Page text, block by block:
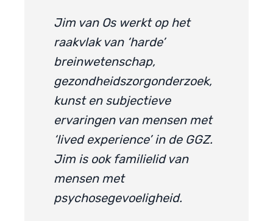
Jim van Os werkt op het
raakvlak van ‘harde’
breinwetenschap,
gezondheidszorgonderzoek,
kunst en subjectieve
ervaringen van mensen met
‘lived experience’ in de GGZ.
Jim is ook familielid van
mensen met
psychosegevoeligheid.